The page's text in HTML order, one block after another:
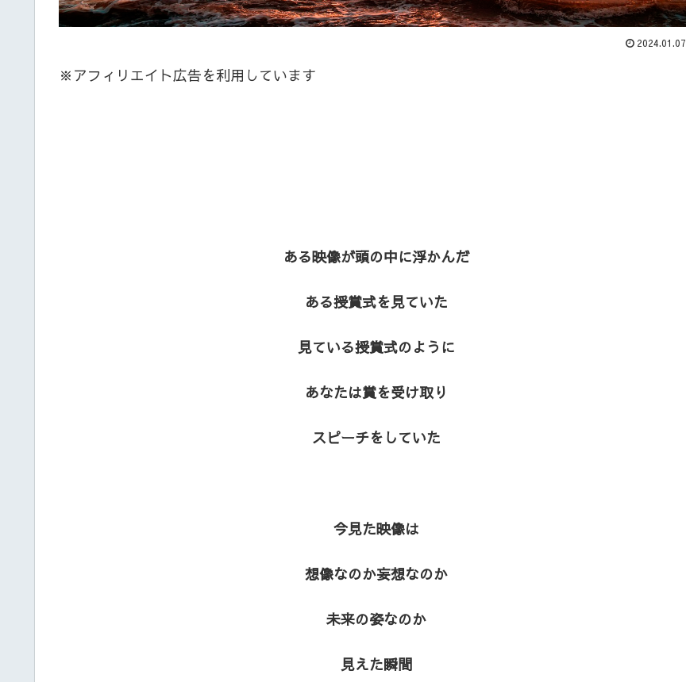
2024.01.07
※アフィリエイト広告を利用しています
ある映像が頭の中に浮かんだ
ある授賞式を見ていた
見ている授賞式のように
あなたは賞を受け取り
スピーチをしていた
今見た映像は
想像なのか妄想なのか
未来の姿なのか
見えた瞬間